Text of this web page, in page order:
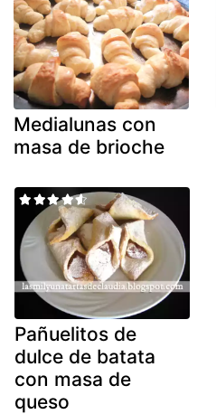
Medialunas con
masa de brioche
Pañuelitos de
dulce de batata
con masa de
queso